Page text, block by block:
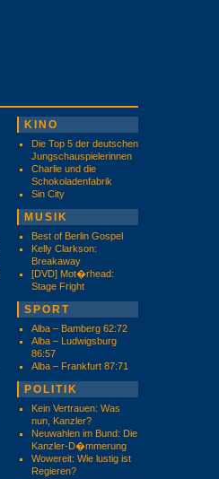
KINO
Die Top 5 der deutschen
Jungschauspielerinnen
Charlie und die
Schokoladenfabrik
Sin City
MUSIK
Best of Berlin Gospel
Kelly Clarkson:
Breakaway
[DVD] Mot�rhead:
Stage Fright
SPORT
Alba – Bamberg 62:72
Alba – Ludwigsburg
86:57
Alba – Frankfurt 87:71
POLITIK
Kein Vertrauen: Was
nun, Kanzler?
Neuwahlen im Bund: Die
Kanzler-D�mmerung
Wowereit: Wie lustig ist
Regieren?